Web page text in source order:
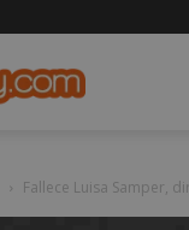
Fallece Luisa Samper,